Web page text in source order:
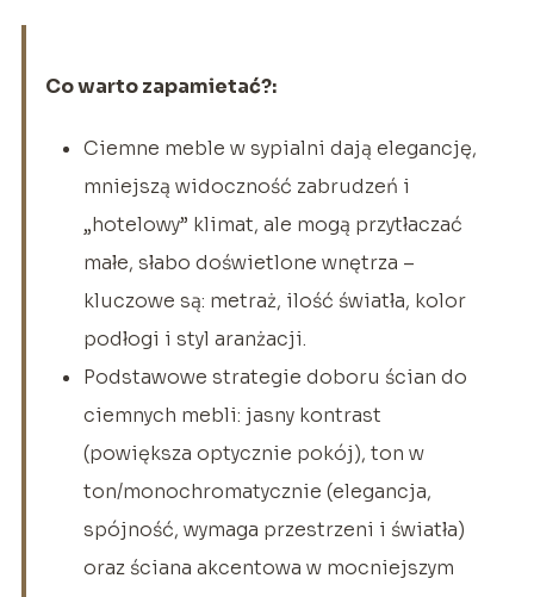
Co warto zapamietać?:
Ciemne meble w sypialni dają elegancję,
mniejszą widoczność zabrudzeń i
„hotelowy” klimat, ale mogą przytłaczać
małe, słabo doświetlone wnętrza –
kluczowe są: metraż, ilość światła, kolor
podłogi i styl aranżacji.
Podstawowe strategie doboru ścian do
ciemnych mebli: jasny kontrast
(powiększa optycznie pokój), ton w
ton/monochromatycznie (elegancja,
spójność, wymaga przestrzeni i światła)
oraz ściana akcentowa w mocniejszym